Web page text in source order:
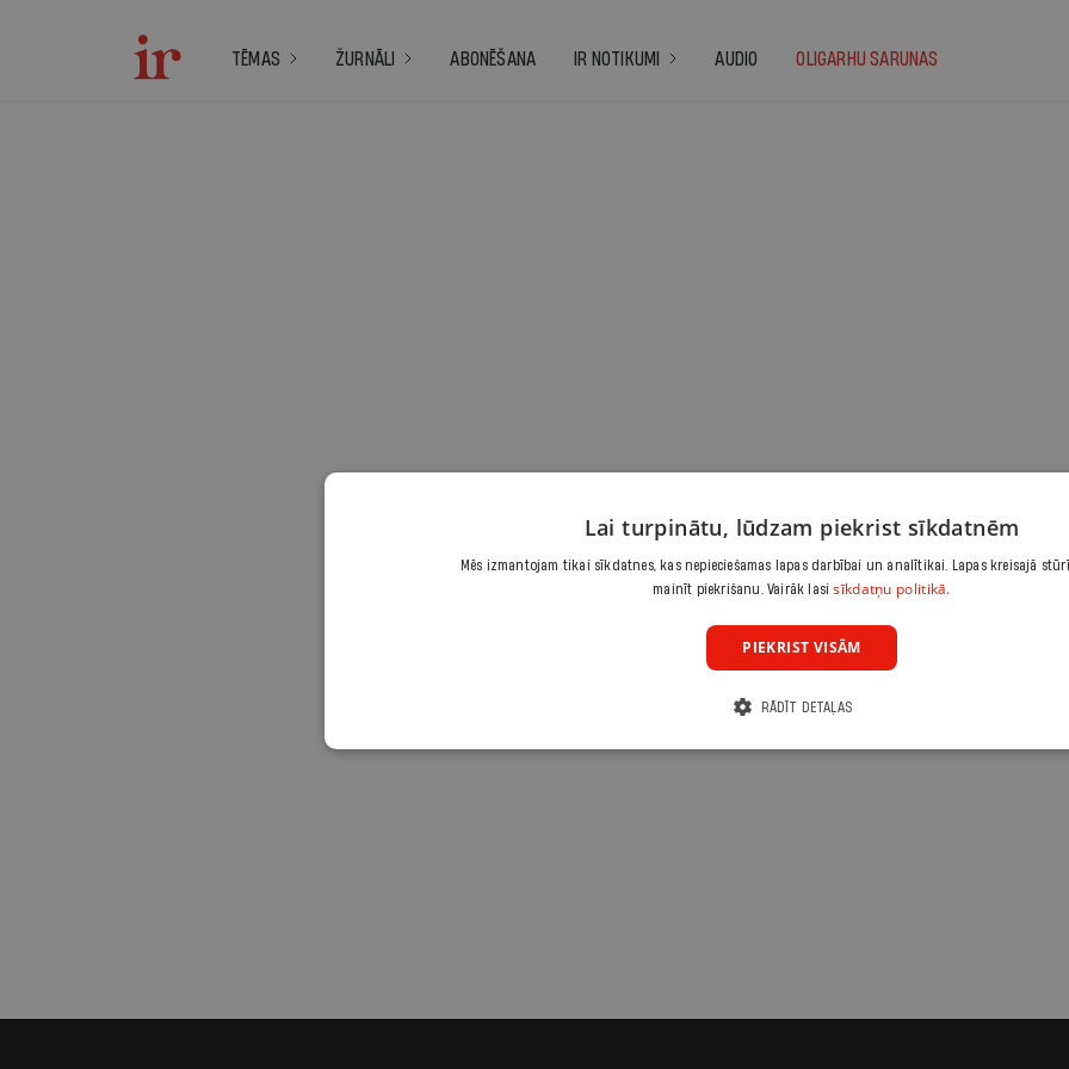
TĒMAS ŽURNĀLI ABONĒŠANA IR NOTIKUMI AUDIO OLIGARHU SARUNAS
Lai turpinātu, lūdzam piekrist sīkdatnēm
Mēs izmantojam tikai sīkdatnes, kas nepieciešamas lapas darbībai un analītikai. Lapas kreisajā
mainīt piekrišanu. Vairāk lasisīkdatņu politikā.
PIEKRIST VISĀM
RĀDĪT DETAĻAS